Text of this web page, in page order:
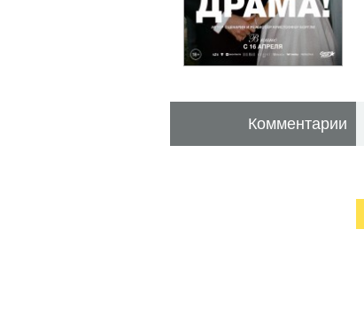
Комментарии